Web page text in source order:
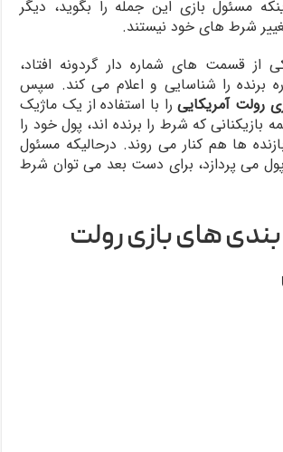
مسئول بازی این جمله را بگوید، دیگر
شرط های خود نیستند.
از قسمت های شماره دار گردونه افتاد،
برنده را شناسایی و اعلام می کند. سپس
رولت آمریکاییرا با استفاده از یک ماژیک
که شرط را برنده اند، پول خود را
ها هم کنار می روند. درحالیکه مسئول
پول می پردازد، برای دست بعد می توان شرط
های بازی رولت